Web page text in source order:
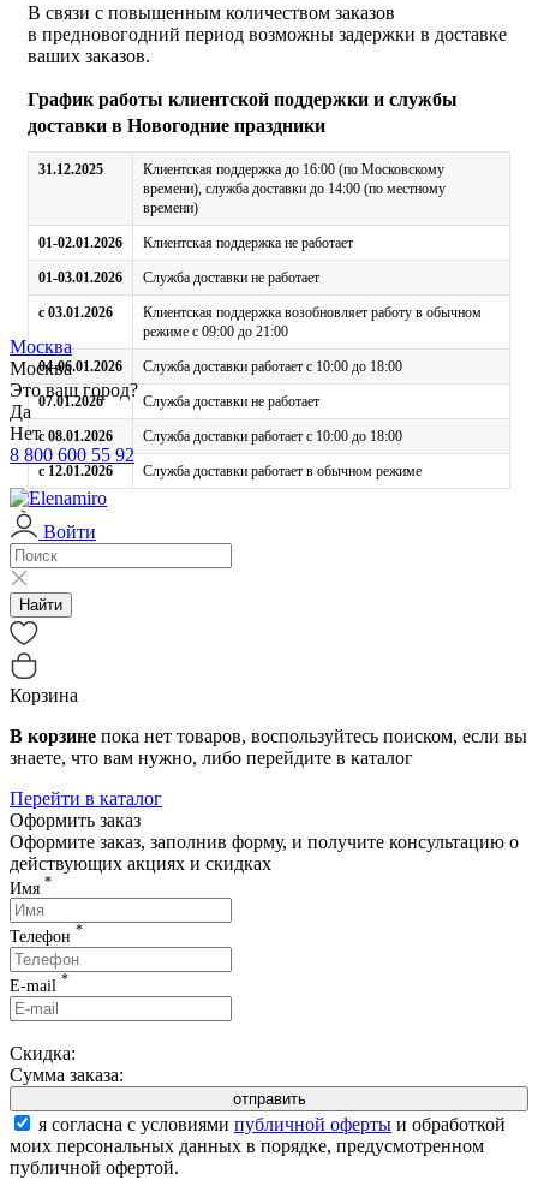
В связи с повышенным количеством заказов
в предновогодний период возможны задержки в доставке
ваших заказов.
График работы клиентской поддержки и службы
доставки в Новогодние праздники
31.12.2025
Клиентская поддержка до 16:00 (по Московскому
времени), служба доставки до 14:00 (по местному
времени)
01-02.01.2026 Клиентская поддержка не работает
01-03.01.2026 Служба доставки не работает
с 03.01.2026
Клиентская поддержка возобновляет работу в обычном
режиме с 09:00 до 21:00
04-06.01.2026 Служба доставки работает с 10:00 до 18:00
07.01.2026 Служба доставки не работает
с 08.01.2026 Служба доставки работает с 10:00 до 18:00
с 12.01.2026 Служба доставки работает в обычном режиме
Москва
Москва
Это ваш город?
Да
Нет
8 800 600 55 92
Войти
Найти
Корзина
В корзине пока нет товаров, воспользуйтесь поиском, если вы
знаете, что вам нужно, либо перейдите в каталог
Перейти в каталог
Оформить заказ
Оформите заказ, заполнив форму, и получите консультацию о
действующих акциях и скидках
Имя *
Телефон *
E-mail *
Скидка:
Сумма заказа:
я согласна с условиями публичной оферты и обработкой
моих персональных данных в порядке, предусмотренном
публичной офертой.